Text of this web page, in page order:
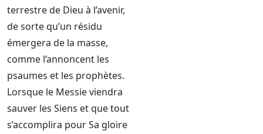
terrestre de Dieu à l’avenir,
de sorte qu’un résidu
émergera de la masse,
comme l’annoncent les
psaumes et les prophètes.
Lorsque le Messie viendra
sauver les Siens et que tout
s’accomplira pour Sa gloire